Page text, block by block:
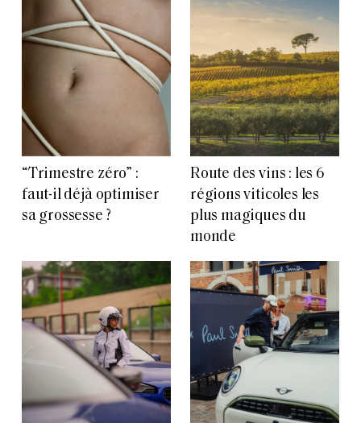
“Trimestre zéro” :
faut-il déjà optimiser
sa grossesse ?
Route des vins : les 6
régions viticoles les
plus magiques du
monde